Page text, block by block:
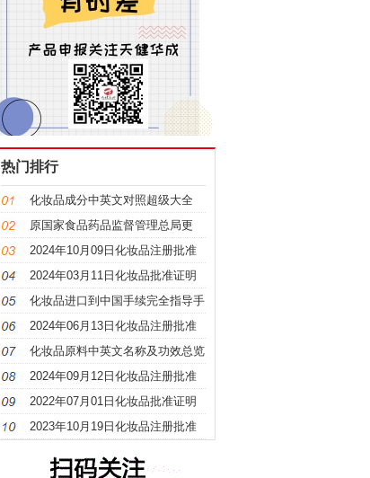
热门排行
化妆品成分中英文对照超级大全
原国家食品药品监督管理总局更
名，“CFDA”变“NMPA”
2024年10月09日化妆品注册批准
证明文件送达信息
2024年03月11日化妆品批准证明
文件送达信息发布
化妆品进口到中国手续完全指导手
册
2024年06月13日化妆品注册批准
证明文件送达信息
化妆品原料中英文名称及功效总览
（S－Z）
2024年09月12日化妆品注册批准
证明文件送达信息
2022年07月01日化妆品批准证明
文件待领取信息发布
2023年10月19日化妆品注册批准